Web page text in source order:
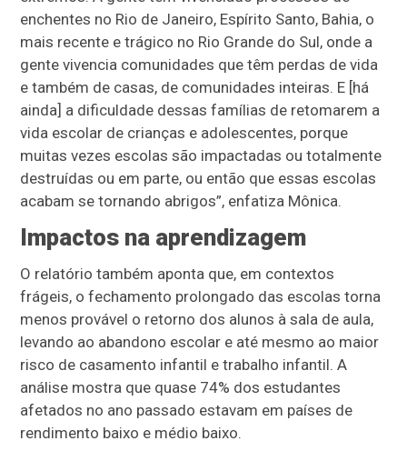
enchentes no Rio de Janeiro, Espírito Santo, Bahia, o
mais recente e trágico no Rio Grande do Sul, onde a
gente vivencia comunidades que têm perdas de vida
e também de casas, de comunidades inteiras. E [há
ainda] a dificuldade dessas famílias de retomarem a
vida escolar de crianças e adolescentes, porque
muitas vezes escolas são impactadas ou totalmente
destruídas ou em parte, ou então que essas escolas
acabam se tornando abrigos”, enfatiza Mônica.
Impactos na aprendizagem
O relatório também aponta que, em contextos
frágeis, o fechamento prolongado das escolas torna
menos provável o retorno dos alunos à sala de aula,
levando ao abandono escolar e até mesmo ao maior
risco de casamento infantil e trabalho infantil. A
análise mostra que quase 74% dos estudantes
afetados no ano passado estavam em países de
rendimento baixo e médio baixo.